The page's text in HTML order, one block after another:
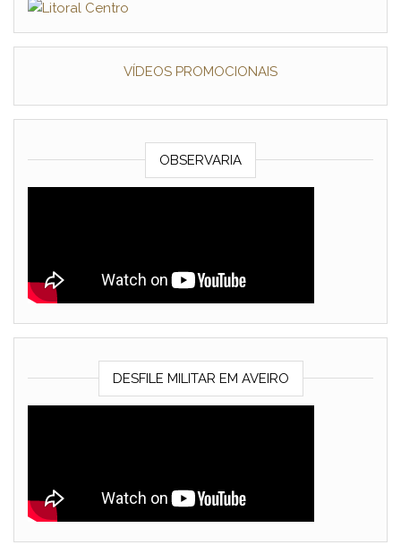
VÍDEOS PROMOCIONAIS
OBSERVARIA
DESFILE MILITAR EM AVEIRO